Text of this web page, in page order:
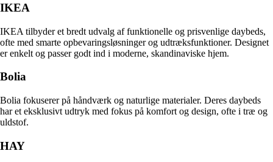
IKEA
IKEA tilbyder et bredt udvalg af funktionelle og prisvenlige daybeds,
ofte med smarte opbevaringsløsninger og udtræksfunktioner. Designet
er enkelt og passer godt ind i moderne, skandinaviske hjem.
Bolia
Bolia fokuserer på håndværk og naturlige materialer. Deres daybeds
har et eksklusivt udtryk med fokus på komfort og design, ofte i træ og
uldstof.
HAY